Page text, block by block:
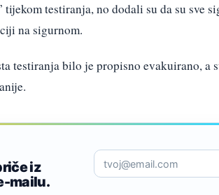
testiranja, no dodali su da su sve
na sigurnom.
testiranja bilo je propisno evakuirano,
iz
mailu.